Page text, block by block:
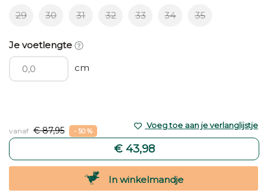
29 30 31 32 33 34 35
Je voetlengte
cm
vanaf € 87,95 - 50 %
€ 43,98
Voeg toe aan je verlanglijstje
In winkelmandje